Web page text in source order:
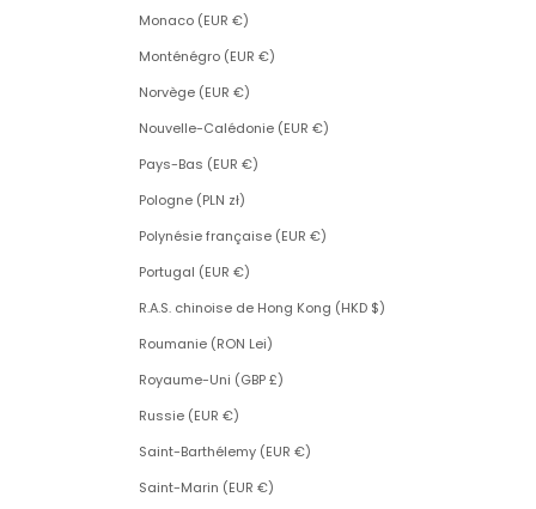
Monaco (EUR €)
Monténégro (EUR €)
Norvège (EUR €)
Nouvelle-Calédonie (EUR €)
Pays-Bas (EUR €)
Pologne (PLN zł)
Polynésie française (EUR €)
Portugal (EUR €)
R.A.S. chinoise de Hong Kong (HKD $)
Roumanie (RON Lei)
Royaume-Uni (GBP £)
Russie (EUR €)
Saint-Barthélemy (EUR €)
Saint-Marin (EUR €)